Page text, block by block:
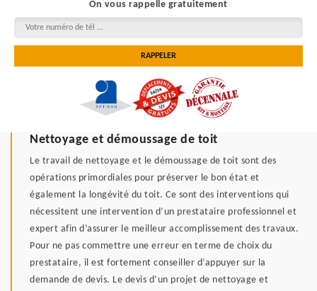
On vous rappelle gratuitement
Nettoyage et démoussage de toit
Le travail de nettoyage et le démoussage de toit sont des
opérations primordiales pour préserver le bon état et
également la longévité du toit. Ce sont des interventions qui
nécessitent une intervention d’un prestataire professionnel et
expert afin d’assurer le meilleur accomplissement des travaux.
Pour ne pas commettre une erreur en terme de choix du
prestataire, il est fortement conseiller d’appuyer sur la
demande de devis. Le devis d’un projet de nettoyage et